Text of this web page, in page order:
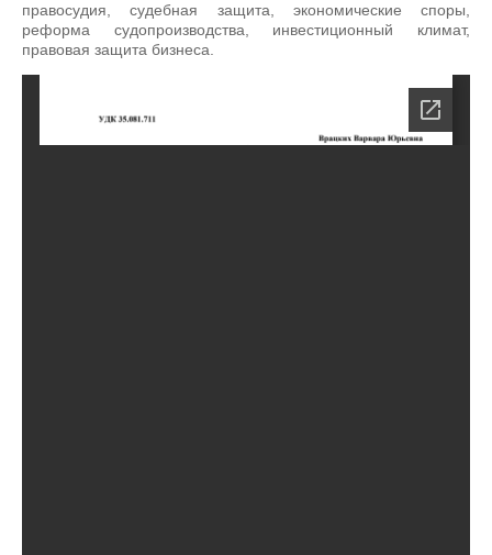
правосудия, судебная защита, экономические споры,
реформа судопроизводства, инвестиционный климат,
правовая защита бизнеса.